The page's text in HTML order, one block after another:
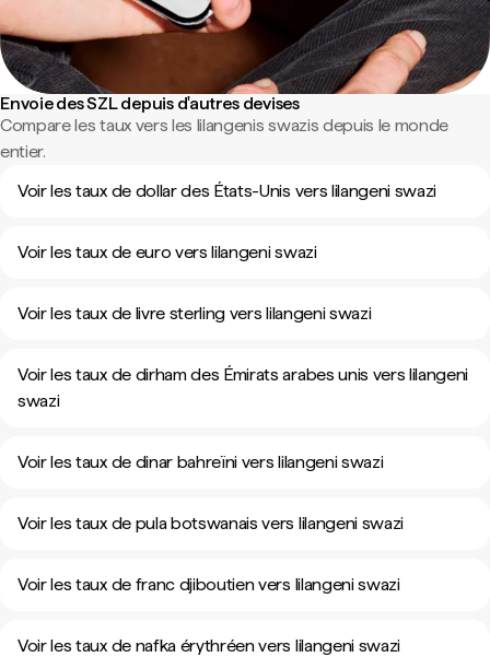
Envoie des SZL depuis d'autres devises
Compare les taux vers les lilangenis swazis depuis le monde
entier.
Voir les taux de dollar des États-Unis vers lilangeni swazi
Voir les taux de euro vers lilangeni swazi
Voir les taux de livre sterling vers lilangeni swazi
Voir les taux de dirham des Émirats arabes unis vers lilangeni
swazi
Voir les taux de dinar bahreïni vers lilangeni swazi
Voir les taux de pula botswanais vers lilangeni swazi
Voir les taux de franc djiboutien vers lilangeni swazi
Voir les taux de nafka érythréen vers lilangeni swazi